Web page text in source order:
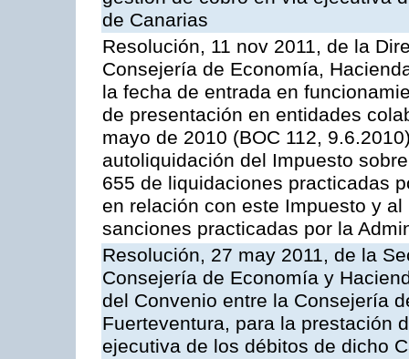
de Canarias
Resolución, 11 nov 2011, de la
Consejería de Economía,
la fecha de entrada en
de presentación en entidades
mayo de 2010 (BOC 112,
autoliquidación del Impuesto
655 de liquidaciones practicadas
en relación con este Impuesto y
sanciones practicadas por la
Resolución, 27 may 2011, de la
Consejería de Economía y
del Convenio entre la Consejería
Fuerteventura, para la prestación
ejecutiva de los débitos de dicho